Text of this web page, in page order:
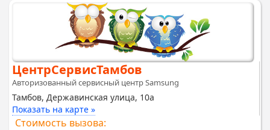
ЦентрСервисТамбов
Авторизованный сервисный центр Samsung
Тамбов, Державинская улица, 10а
Показать на карте »
Стоимость вызова: